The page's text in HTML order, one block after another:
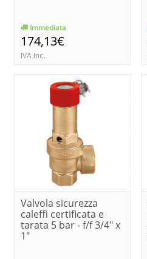
Immediata
174,13€
IVA Inc.
Valvola sicurezza
caleffi certificata e
tarata 5 bar - f/f 3/4" x
1"